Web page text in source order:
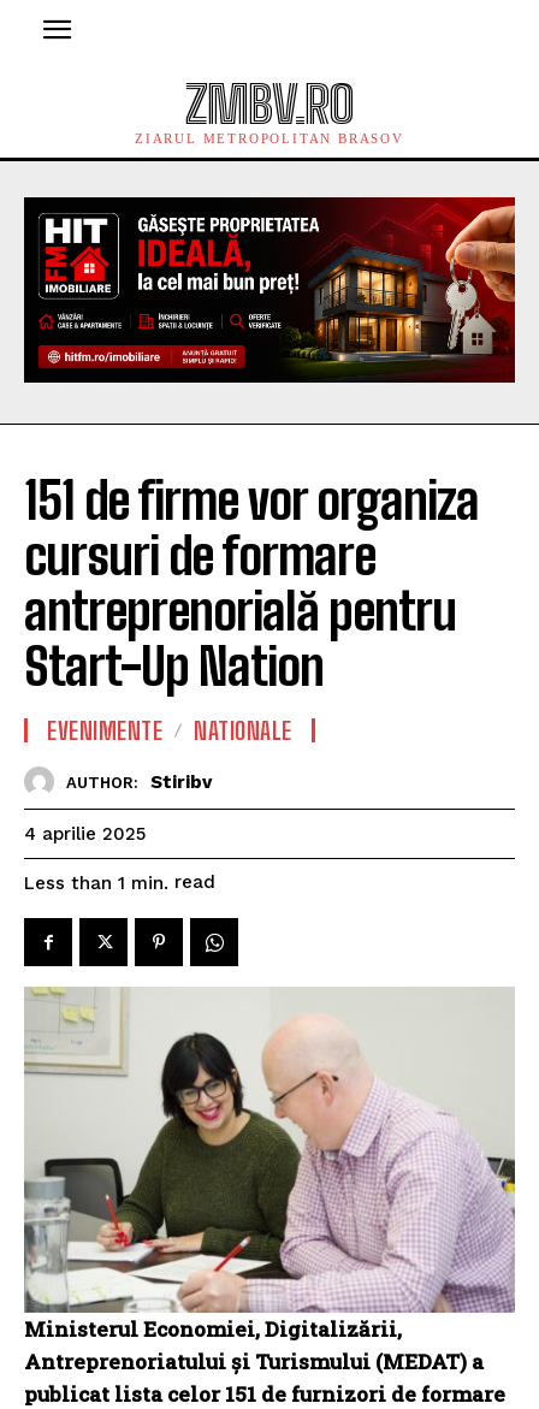
ZMBV.RO
ZIARUL METROPOLITAN BRASOV
151 de firme vor organiza
cursuri de formare
antreprenorială pentru
Start-Up Nation
EVENIMENTE NATIONALE
AUTHOR: Stiribv
4 aprilie 2025
Less than 1 min. read
Ministerul Economiei, Digitalizării,
Antreprenoriatului și Turismului (MEDAT) a
publicat lista celor 151 de furnizori de formare